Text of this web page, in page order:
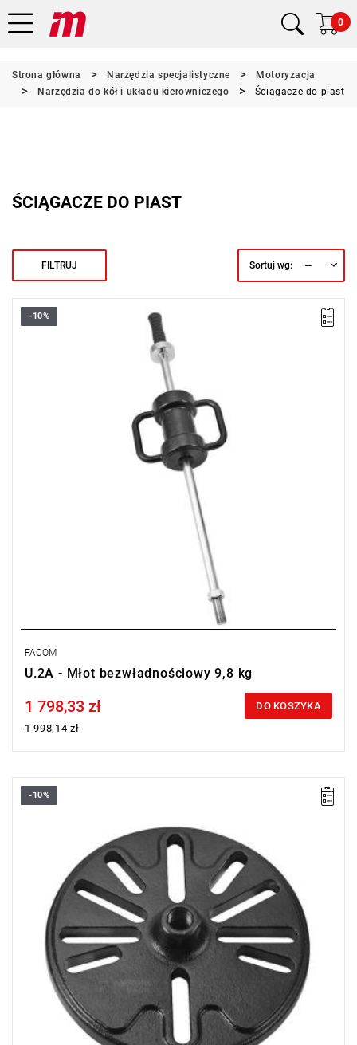
0
Strona główna Narzędzia specjalistyczne
Motoryzacja
Narzędzia do kół i układu kierowniczego
Ściągacze do piast
ŚCIĄGACZE DO PIAST
FILTRUJ Sortuj wg: --
• Długość trzpienia pod uchwytem 750 mm.
• Idealny do samochodów typu SUV, 4x4, lekkich samochodów
-10%
FACOM
U.2A - Młot bezwładnościowy 9,8 kg
Price tax included
1 798,33 zł
1 998,14 zł
DO KOSZYKA
• Średnica 236 mm.
• Przystosowana do ponad 90% samochodów, dzięki licznym
rozwiązaniom i 5 zaczepom.
-10%